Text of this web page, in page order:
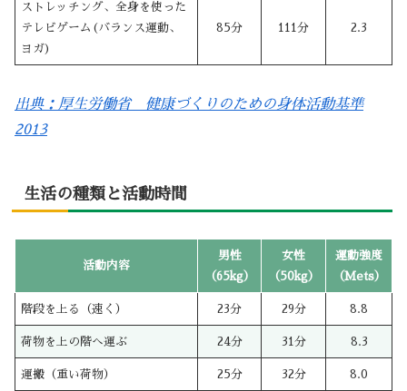
ストレッチング、全身を使った
テレビゲーム(バランス運動、
ヨガ)
85分 111分 2.3
出典：厚生労働省 健康づくりのための身体活動基準
2013
生活の種類と活動時間
活動内容
男性
（65kg）
女性
（50kg）
運動強度
（Mets）
階段を上る（速く） 23分 29分 8.8
荷物を上の階へ運ぶ 24分 31分 8.3
運搬（重い荷物） 25分 32分 8.0